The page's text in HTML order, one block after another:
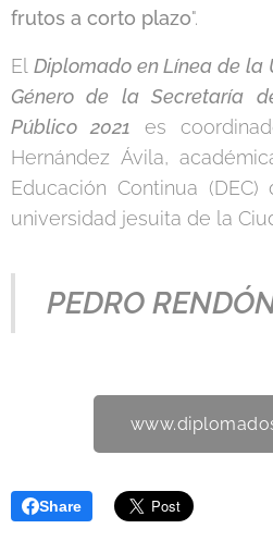
frutos a corto plazo".
El Diplomado en Línea de
Género de la Secretaría
Público 2021 es
Hernández Ávila,
Educación Continua
universidad jesuita de la
PEDRO
Share